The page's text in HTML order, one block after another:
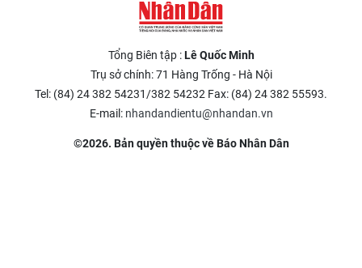
Tổng Biên tập :Lê Quốc Minh
Trụ sở chính: 71 Hàng Trống - Hà Nội
Tel: (84) 24 382 54231/382 54232 Fax: (84) 24 382 55593.
E-mail: nhandandientu@nhandan.vn
©2026. Bản quyền thuộc về Báo Nhân Dân